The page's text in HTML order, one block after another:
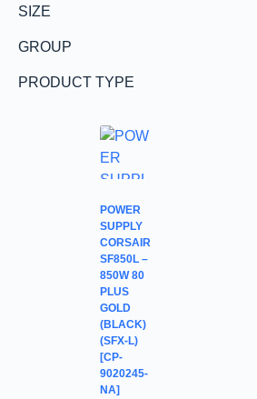
SIZE
GROUP
PRODUCT TYPE
POWER
SUPPLY
CORSAIR
SF850L –
850W 80
PLUS
GOLD
(BLACK)
(SFX-L)
[CP-
9020245-
NA]